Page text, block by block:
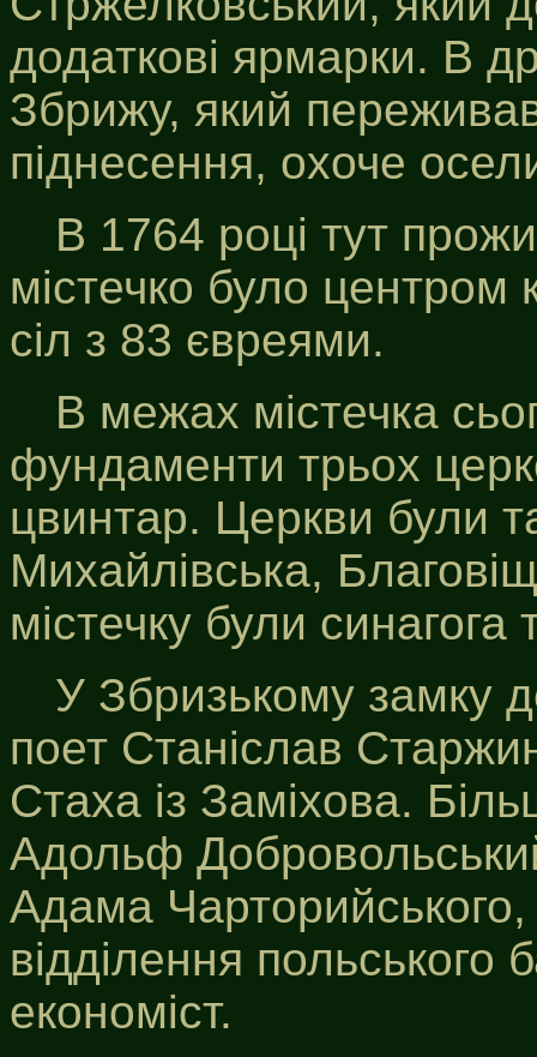
додаткові ярмарки. В
Збрижу, який
піднесення, охоче
В 1764 році тут
містечко було центром
сіл з 83 євреями.
В межах містечка
фундаменти трьох
цвинтар. Церкви були
Михайлівська,
містечку були
У Збризькому замку
поет Станіслав
Стаха із Заміхова.
Адольф
Адама Чарторийського,
відділення польського
економіст.